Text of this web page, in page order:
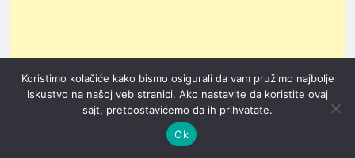
Koristimo kolačiće kako bismo osigurali da vam pružimo najbolje
iskustvo na našoj veb stranici. Ako nastavite da koristite ovaj
sajt, pretpostavićemo da ih prihvatate.
Ok